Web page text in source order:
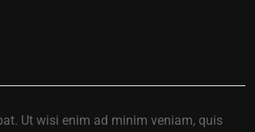
Ut wisi enim ad minim veniam, quis